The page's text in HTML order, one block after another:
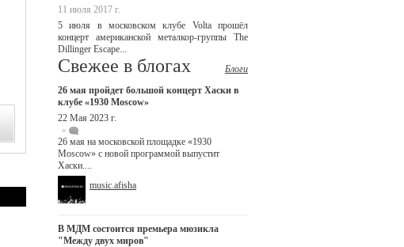
11 июля 2017 г.
5 июля в московском клубе Volta прошёл
концерт американской металкор-группы The
Dillinger Escape...
Свежее в блогах
Блоги
26 мая пройдет большой концерт Хаски в
клубе «1930 Moscow»
22 Мая 2023 г.
26 мая на московской площадке «1930
Moscow» с новой программой выпустит
Хаски....
music.afisha
В МДМ состоится премьера мюзикла
"Между двух миров"